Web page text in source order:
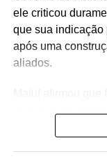
ele criticou
que sua indicação
após uma
aliados.
foi tomada na